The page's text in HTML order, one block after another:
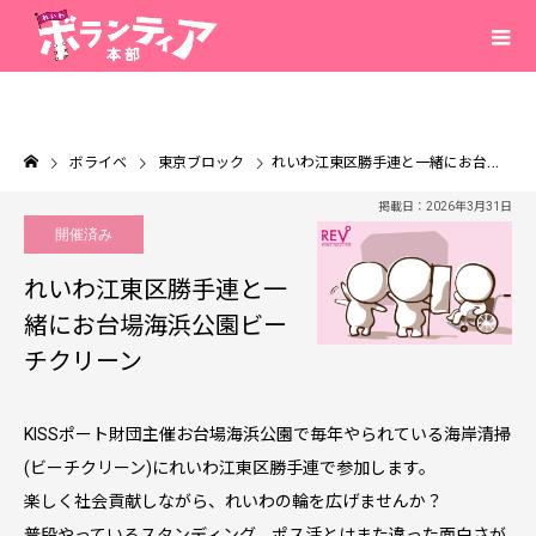
ボライベ 東京ブロック れいわ江東区勝手連と一緒にお台場海浜公園ビーチクリーン
掲載日：2026年3月31日
開催済み
れいわ江東区勝手連と一
緒にお台場海浜公園ビー
チクリーン
KISSポート財団主催お台場海浜公園で毎年やられている海岸清掃
(ビーチクリーン)にれいわ江東区勝手連で参加します。
楽しく社会貢献しながら、れいわの輪を広げませんか？